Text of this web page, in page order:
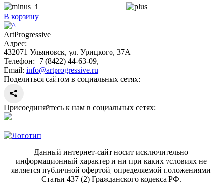
В корзину
ArtProgressive
Адрес:
432071 Ульяновск, ул. Урицкого, 37А
Телефон:+7 (8422) 44-63-09,
Email: info@artprogressive.ru
Поделиться сайтом в социальных сетях:
Присоединяйтесь к нам в социальных сетях:
Данный интернет-сайт носит исключительно
информационный характер и ни при каких условиях не
является публичной офертой, определяемой положениями
Статьи 437 (2) Гражданского кодекса РФ.